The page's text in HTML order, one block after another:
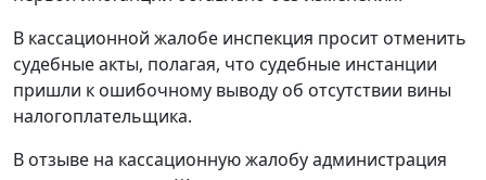
В кассационной жалобе инспекция просит отменить
судебные акты, полагая, что судебные инстанции
пришли к ошибочному выводу об отсутствии вины
налогоплательщика.
В отзыве на кассационную жалобу администрация